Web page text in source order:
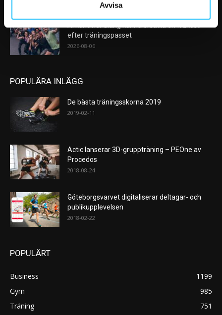
Avvisa
efter träningspasset
2026-08-06
POPULÄRA INLÄGG
De bästa träningsskorna 2019
2019-02-11
Actic lanserar 3D-gruppträning – PEOne av
Procedos
2018-08-24
Göteborgsvarvet digitaliserar deltagar- och
publikupplevelsen
2018-02-22
POPULÄRT
Business
1199
Gym
985
Träning
751